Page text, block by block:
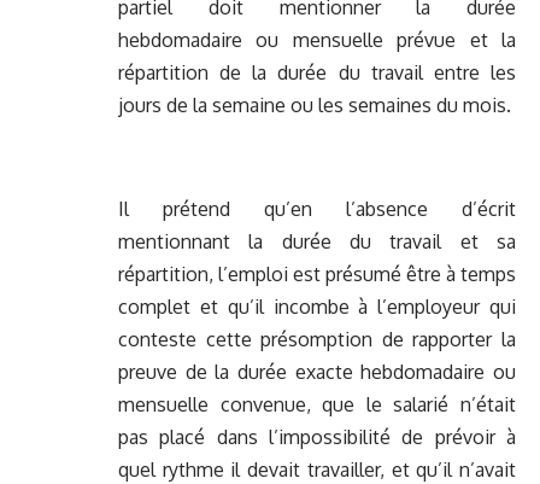
partiel doit mentionner la durée
hebdomadaire ou mensuelle prévue et la
répartition de la durée du travail entre les
jours de la semaine ou les semaines du mois.
Il prétend qu’en l’absence d’écrit
mentionnant la durée du travail et sa
répartition, l’emploi est présumé être à temps
complet et qu’il incombe à l’employeur qui
conteste cette présomption de rapporter la
preuve de la durée exacte hebdomadaire ou
mensuelle convenue, que le salarié n’était
pas placé dans l’impossibilité de prévoir à
quel rythme il devait travailler, et qu’il n’avait